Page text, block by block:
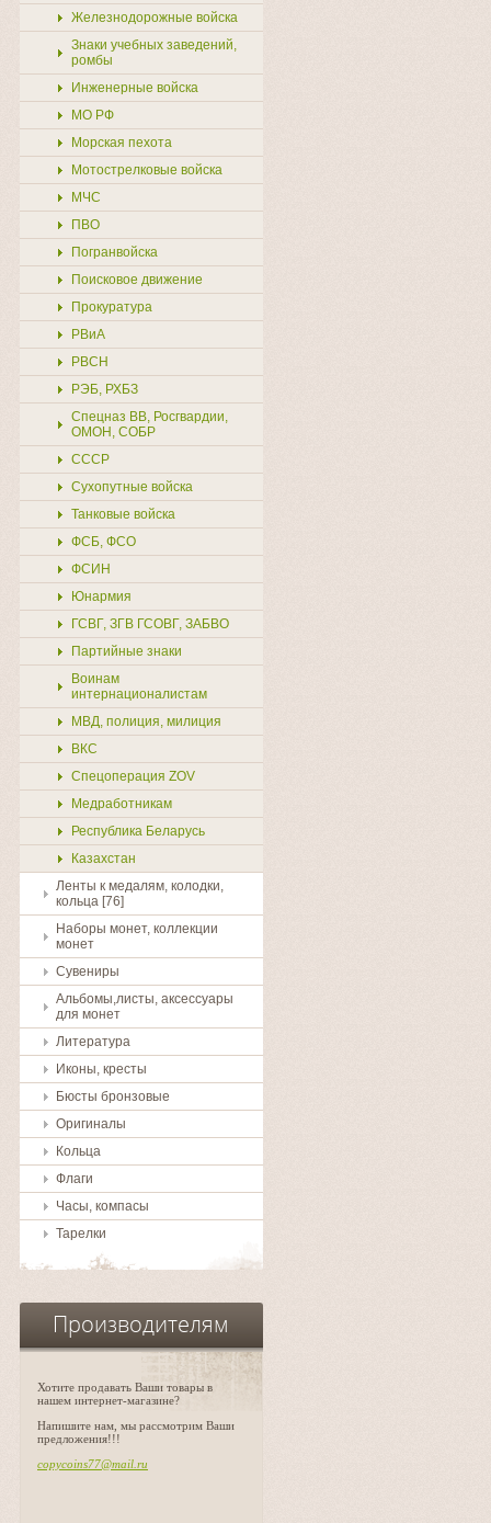
Железнодорожные войска
Знаки учебных заведений,
ромбы
Инженерные войска
МО РФ
Морская пехота
Мотострелковые войска
МЧС
ПВО
Погранвойска
Поисковое движение
Прокуратура
РВиА
РВСН
РЭБ, РХБЗ
Спецназ ВВ, Росгвардии,
ОМОН, СОБР
СССР
Сухопутные войска
Танковые войска
ФСБ, ФСО
ФСИН
Юнармия
ГСВГ, ЗГВ ГСОВГ, ЗАБВО
Партийные знаки
Воинам
интернационалистам
МВД, полиция, милиция
ВКС
Спецоперация ZOV
Медработникам
Республика Беларусь
Казахстан
Ленты к медалям, колодки,
кольца [76]
Наборы монет, коллекции
монет
Сувениры
Альбомы,листы, аксессуары
для монет
Литература
Иконы, кресты
Бюсты бронзовые
Оригиналы
Кольца
Флаги
Часы, компасы
Тарелки
Производителям
Хотите продавать Ваши товары в
нашем интернет-магазине?
Напишите нам, мы рассмотрим Ваши
предложения!!!
copycoins77@mail.ru